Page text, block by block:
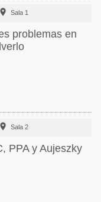
 Sala 1
problemas en
 Sala 2
PPA y Aujeszky